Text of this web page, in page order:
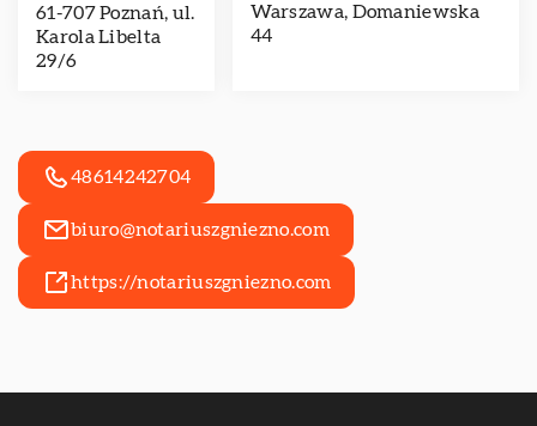
61-707 Poznań, ul.
Karola Libelta
29/6
Warszawa, Domaniewska
44
48614242704
biuro@notariuszgniezno.com
https://notariuszgniezno.com